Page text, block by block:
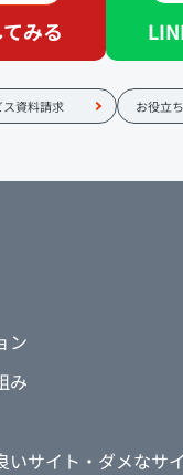
引き出すことができま
なめサイズもチョイス
みる
資料請求 お役立
ン
み
いサイト・ダメなサ